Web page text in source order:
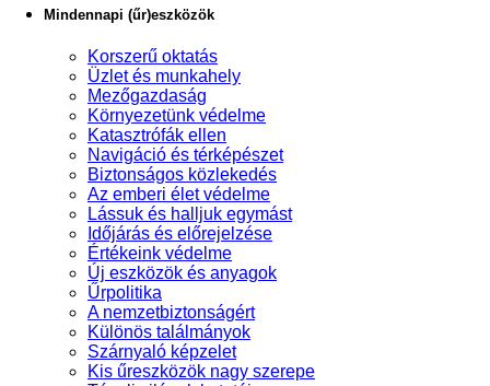
Mindennapi (űr)eszközök
Korszerű oktatás
Üzlet és munkahely
Mezőgazdaság
Környezetünk védelme
Katasztrófák ellen
Navigáció és térképészet
Biztonságos közlekedés
Az emberi élet védelme
Lássuk és halljuk egymást
Időjárás és előrejelzése
Értékeink védelme
Új eszközök és anyagok
Űrpolitika
A nemzetbiztonságért
Különös találmányok
Szárnyaló képzelet
Kis űreszközök nagy szerepe